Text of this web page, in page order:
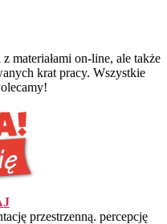
materiałami on-line, ale także
krat pracy. Wszystkie
przestrzenną. percepcję